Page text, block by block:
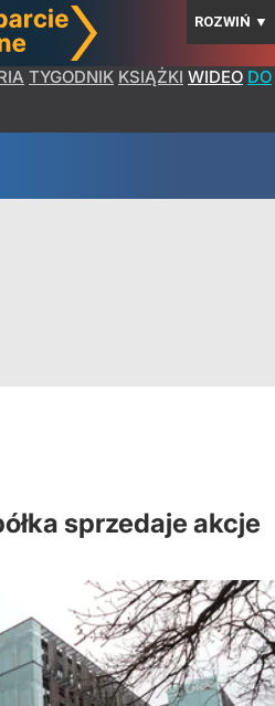
ROZWIŃ ▼
TYGODNIK KSIĄŻKI WIDEO DO
sprzedaje akcje